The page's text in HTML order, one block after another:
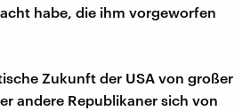
habe, die ihm vorgeworfen
Zukunft der USA von großer
andere Republikaner sich von